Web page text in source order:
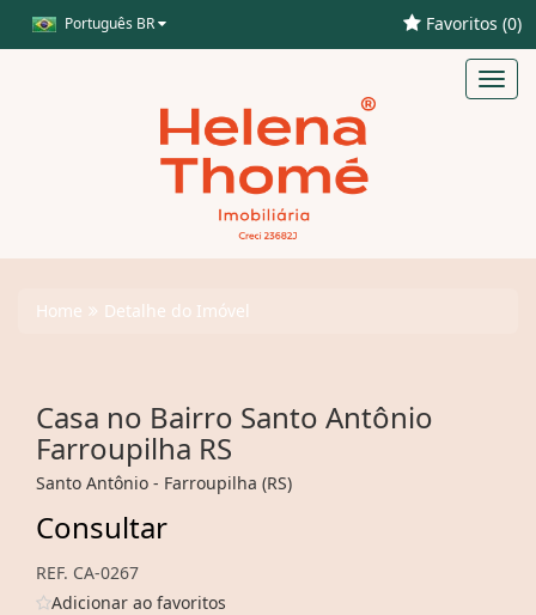
Português BR Favoritos (0)
Home Detalhe do Imóvel
Casa no Bairro Santo Antônio
Farroupilha RS
Santo Antônio - Farroupilha (RS)
Consultar
REF. CA-0267
Adicionar ao favoritos